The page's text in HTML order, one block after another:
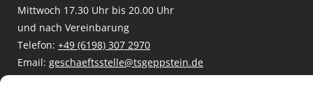
Mittwoch 17.30 Uhr bis 20.00 Uhr
und nach Vereinbarung
Telefon: +49 (6198) 307 2970
Email: geschaeftsstelle@tsgeppstein.de
Facebook:TSG Eppstein